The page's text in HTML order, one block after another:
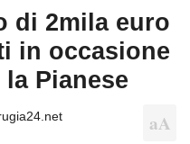
di 2mila euro
in occasione
Pianese